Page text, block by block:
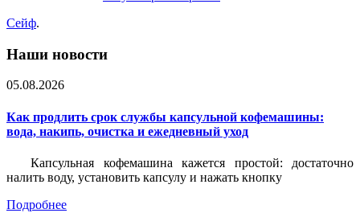
Сейф.
Наши новости
05.08.2026
Как продлить срок службы капсульной кофемашины:
вода, накипь, очистка и ежедневный уход
Капсульная кофемашина кажется простой: достаточно
налить воду, установить капсулу и нажать кнопку
Подробнее